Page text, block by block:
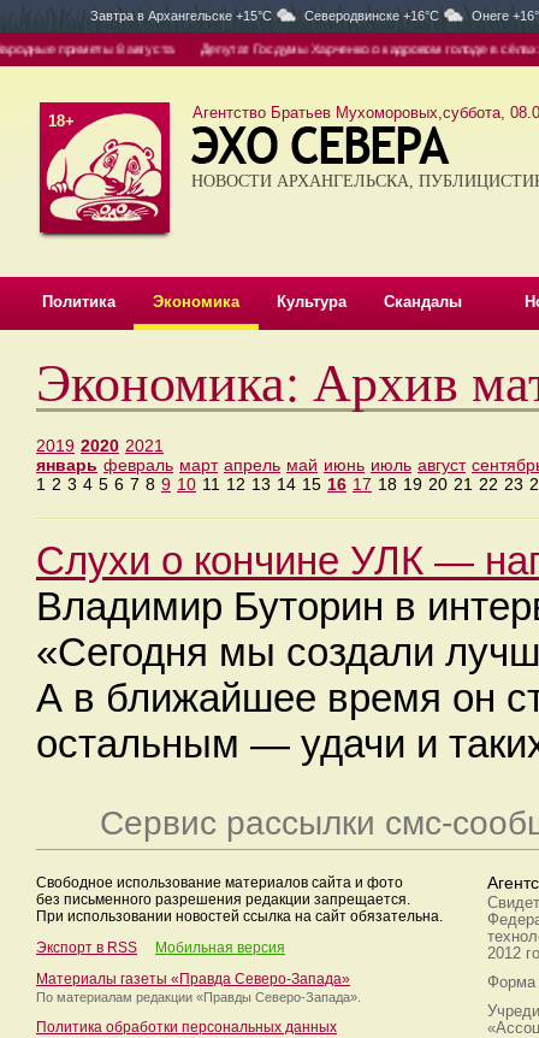
Завтра в Архангельске +15°C Северодвинске +16°C Онеге
приметы 8 августа Депутат Госдумы Харченко о кадровом голоде в
18+ Агентство Братьев Мухоморовых,суббота,
НОВОСТИ АРХАНГЕЛЬСКА,
Политика Экономика Культура Скандалы
Экономика: Архив
2019 2020 2021
январь февраль март апрель май июнь июль август
1 2 3 4 5 6 7 8 9 10 11 12 13 14 15 16 17 18 19 20 21 22 23
Слухи о кончине УЛК —
Владимир Буторин в
«Сегодня мы создали
А в ближайшее время он
остальным — удачи и
Сервис рассылки смс-
Свободное использование материалов сайта и фото
без письменного разрешения редакции запрещается.
При использовании новостей ссылка на сайт обязательна.
Экспорт в RSS
Мобильная версия
Материалы газеты «Правда Северо-Запада»
По материалам редакции «Правды Северо-Запада».
Политика обработки персональных данных
2012
Форма